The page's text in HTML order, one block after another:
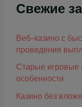
Свежие
Веб-казино с
проведения
Старые игровые
особенности
Казино без